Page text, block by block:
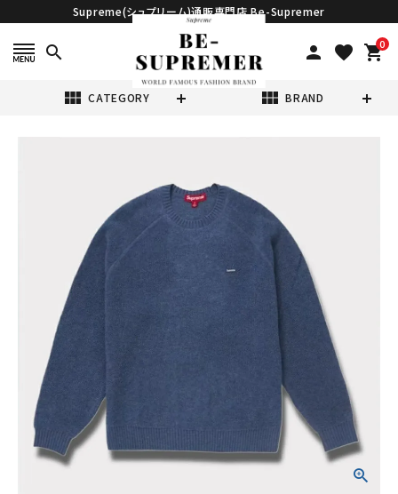
Supreme(シュプリーム)通販専門店 Be-Supremer
search person favorite 0
shopping_cart
view_module CATEGORY view_module BRAND
Supreme シュプ
リーム 2024AW
Terry Small
Box Sweater テ
リースモールボッ
クスセーター ブ
¥40,980
NEW ITEMS